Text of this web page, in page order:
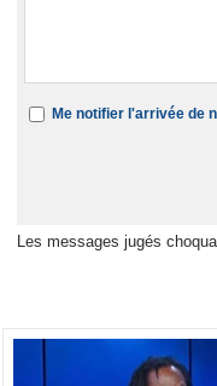
Me notifier l'arrivée de
Les messages jugés